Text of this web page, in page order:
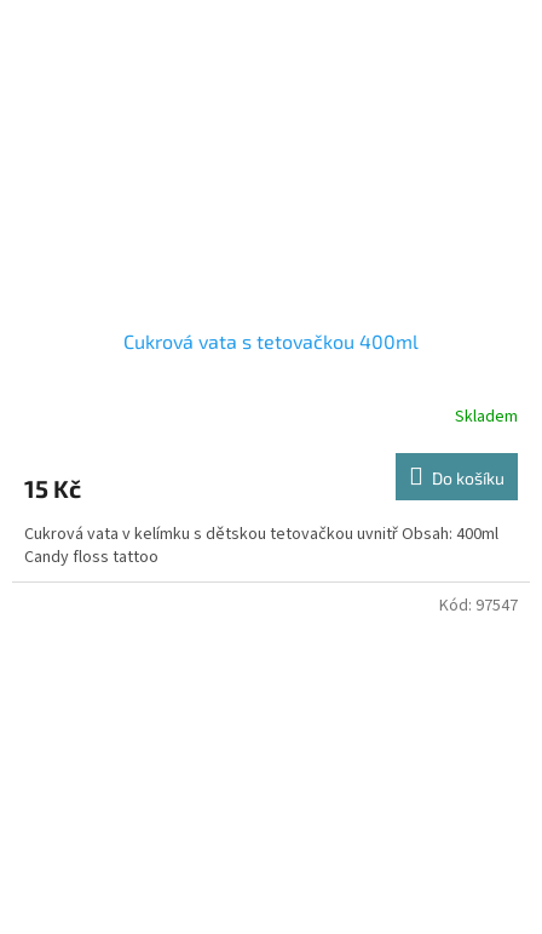
Cukrová vata s tetovačkou 400ml
Skladem
15 Kč Do košíku
Cukrová vata v kelímku s dětskou tetovačkou uvnitř Obsah: 400ml
Candy floss tattoo
Kód: 97547